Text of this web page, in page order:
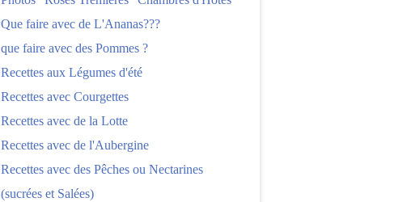
Que faire avec de L'Ananas???
que faire avec des Pommes ?
Recettes aux Légumes d'été
Recettes avec Courgettes
Recettes avec de la Lotte
Recettes avec de l'Aubergine
Recettes avec des Pêches ou Nectarines
(sucrées et Salées)